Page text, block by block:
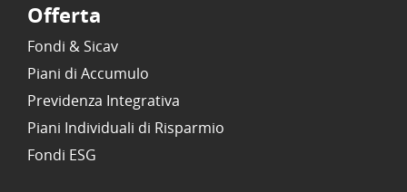
Offerta
Fondi & Sicav
Piani di Accumulo
Previdenza Integrativa
Piani Individuali di Risparmio
Fondi ESG